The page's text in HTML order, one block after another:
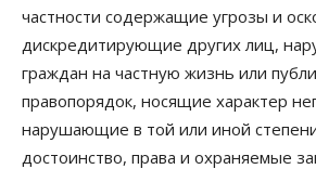
частности содержащие угрозы и
дискредитирующие других лиц,
граждан на частную жизнь или
правопорядок, носящие характер
нарушающие в той или иной
достоинство, права и охраняемые